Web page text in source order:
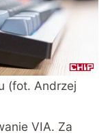
(fot. Andrzej
VIA. Za